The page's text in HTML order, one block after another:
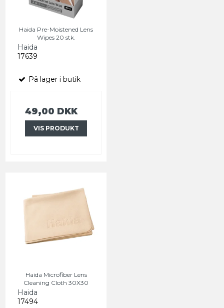
Haida Pre-Moistened Lens
Wipes 20 stk.
Haida
17639
På lager i butik
49,00 DKK
VIS PRODUKT
Haida Microfiber Lens
Cleaning Cloth 30X30
Haida
17494